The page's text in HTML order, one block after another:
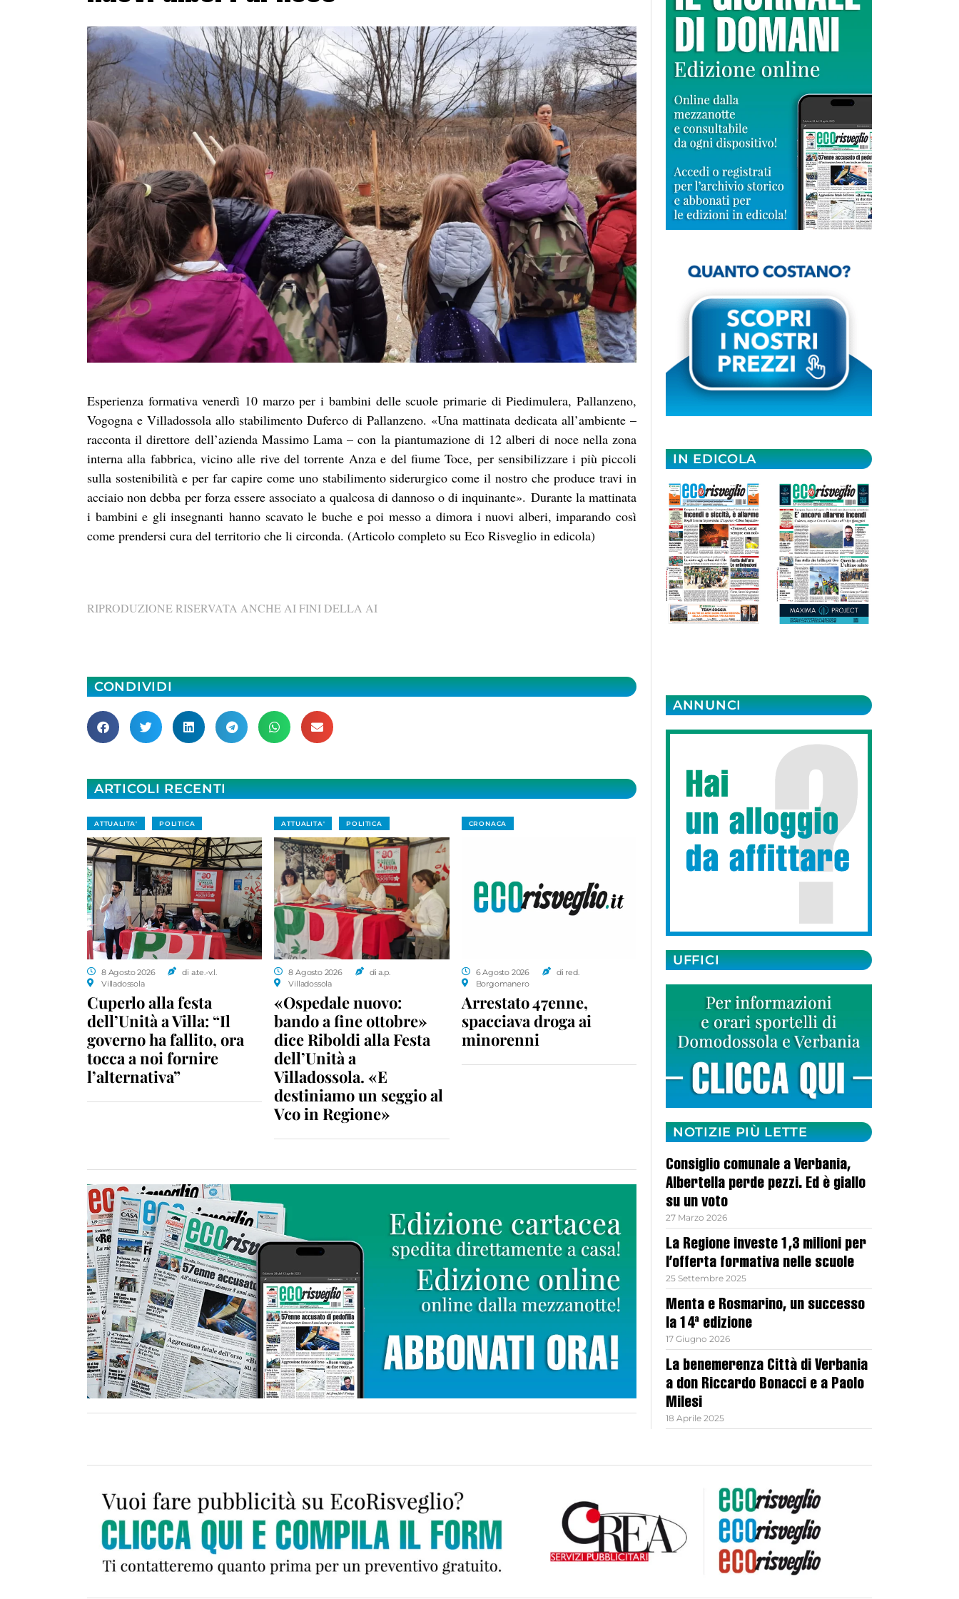
Esperienza formativa venerdì 10 marzo per i bambini delle scuole primarie di Piedimulera, Pallanzeno,
Vogogna e Villadossola allo stabilimento Duferco di Pallanzeno. «Una mattinata dedicata all’ambiente –
racconta il direttore dell’azienda Massimo Lama – con la piantumazione di 12 alberi di noce nella zona
interna alla fabbrica, vicino alle rive del torrente Anza e del fiume Toce, per sensibilizzare i più piccoli
sulla sostenibilità e per far capire come uno stabilimento siderurgico come il nostro che produce travi in
acciaio non debba per forza essere associato a qualcosa di dannoso o di inquinante». Durante la mattinata
i bambini e gli insegnanti hanno scavato le buche e poi messo a dimora i nuovi alberi, imparando così
come prendersi cura del territorio che li circonda. (Articolo completo su Eco Risveglio in edicola)
RIPRODUZIONE RISERVATA ANCHE AI FINI DELLA AI
CONDIVIDI
ARTICOLI RECENTI
ATTUALITA' POLITICA
8 Agosto 2026
di a.te.-v.l.
Villadossola
Cuperlo alla festa
dell’Unità a Villa: “Il
governo ha fallito, ora
tocca a noi fornire
l’alternativa”
ATTUALITA' POLITICA
8 Agosto 2026
di a.p.
Villadossola
«Ospedale nuovo:
bando a fine ottobre»
dice Riboldi alla Festa
dell’Unità a
Villadossola. «E
destiniamo un seggio al
Vco in Regione»
CRONACA
6 Agosto 2026
di red.
Borgomanero
Arrestato 47enne,
spacciava droga ai
minorenni
IN EDICOLA
ANNUNCI
UFFICI
NOTIZIE PIÙ LETTE
Consiglio comunale a Verbania,
Albertella perde pezzi. Ed è giallo
su un voto
27 Marzo 2026
La Regione investe 1,3 milioni per
l’offerta formativa nelle scuole
25 Settembre 2025
Menta e Rosmarino, un successo
la 14ª edizione
17 Giugno 2026
La benemerenza Città di Verbania
a don Riccardo Bonacci e a Paolo
Milesi
18 Aprile 2025